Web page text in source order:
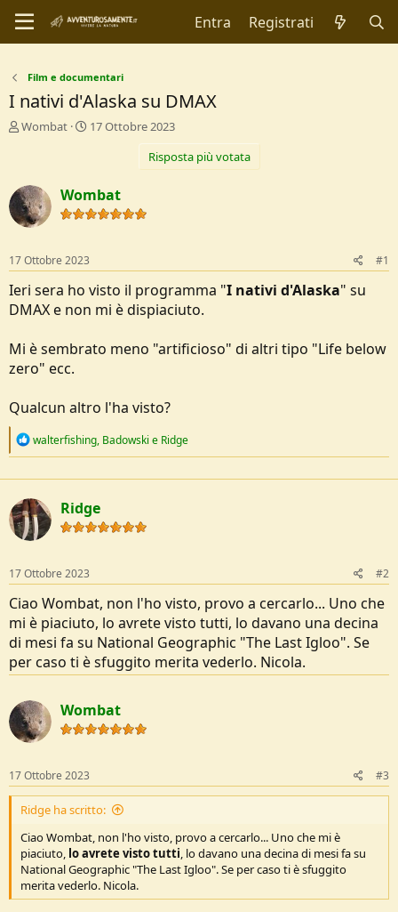
Entra Registrati
Film e documentari
I nativi d'Alaska su DMAX
C
t
o
r
D
i
s
c
u
s
i
e
Wombat
D
d
i
I
z
i
17 Ottobre 2023
Risposta più votata
Wombat
17 Ottobre 2023 #1
Ieri sera ho visto il programma "I nativi d'Alaska" su
DMAX e non mi è dispiaciuto.
Mi è sembrato meno "artificioso" di altri tipo "Life below
zero" ecc.
Qualcun altro l'ha visto?
R
c
t
i
o
n
:
walterfishing, Badowski e Ridge
Ridge
17 Ottobre 2023 #2
Ciao Wombat, non l'ho visto, provo a cercarlo... Uno che
mi è piaciuto, lo avrete visto tutti, lo davano una decina
di mesi fa su National Geographic "The Last Igloo". Se
per caso ti è sfuggito merita vederlo. Nicola.
Wombat
17 Ottobre 2023 #3
Ridge ha scritto:
Ciao Wombat, non l'ho visto, provo a cercarlo... Uno che mi è
piaciuto, lo avrete visto tutti, lo davano una decina di mesi fa su
National Geographic "The Last Igloo". Se per caso ti è sfuggito
merita vederlo. Nicola.